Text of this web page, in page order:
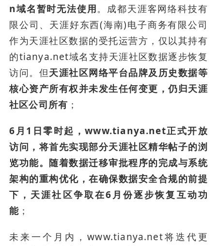
n域名暂时无法使用。成都天涯客网络科技有
限公司、天涯好东西(海南)电子商务有限公司
作为天涯社区数据的受托运营方，仅以其持有
的tianya.net域名支持天涯社区数据逐步恢复
访问。但天涯社区网络平台品牌及历史数据等
核心资产所有权并未发生任何变更，仍归天涯
社区公司所有 ；
6月1日零时起，www.tianya.net正式开放
访问，将首先实现部分天涯社区精华帖子的浏
览功能。随着数据迁移审批程序的完成与系统
架构的重构优化，在确保数据安全合规的前提
下，天涯社区争取在6月份逐步恢复互动功
能 ；
未来一个月内，www.tianya.net将迭代更